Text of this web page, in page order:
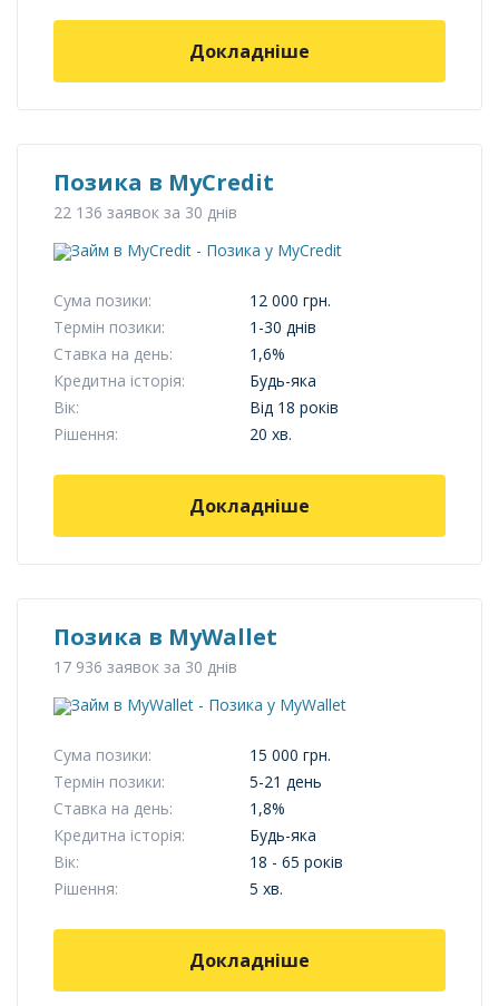
Докладніше
Позика в MyCredit
22 136 заявок за 30 днів
Сума позики:
12 000 грн.
Термін позики:
1-30 днів
Ставка на день:
1,6%
Кредитна історія:
Будь-яка
Вік:
Від 18 років
Рішення:
20 хв.
Докладніше
Позика в MyWallet
17 936 заявок за 30 днів
Сума позики:
15 000 грн.
Термін позики:
5-21 день
Ставка на день:
1,8%
Кредитна історія:
Будь-яка
Вік:
18 - 65 років
Рішення:
5 хв.
Докладніше